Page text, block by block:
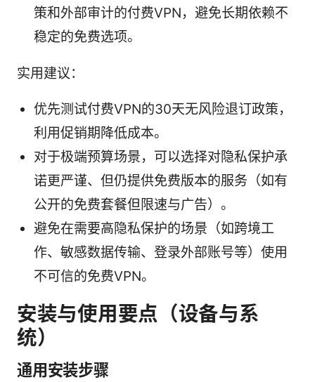
策和外部审计的付费VPN，避免长期依赖不
稳定的免费选项。
实用建议：
优先测试付费VPN的30天无风险退订政策，
利用促销期降低成本。
对于极端预算场景，可以选择对隐私保护承
诺更严谨、但仍提供免费版本的服务（如有
公开的免费套餐但限速与广告）。
避免在需要高隐私保护的场景（如跨境工
作、敏感数据传输、登录外部账号等）使用
不可信的免费VPN。
安装与使用要点（设备与系
统）
通用安装步骤